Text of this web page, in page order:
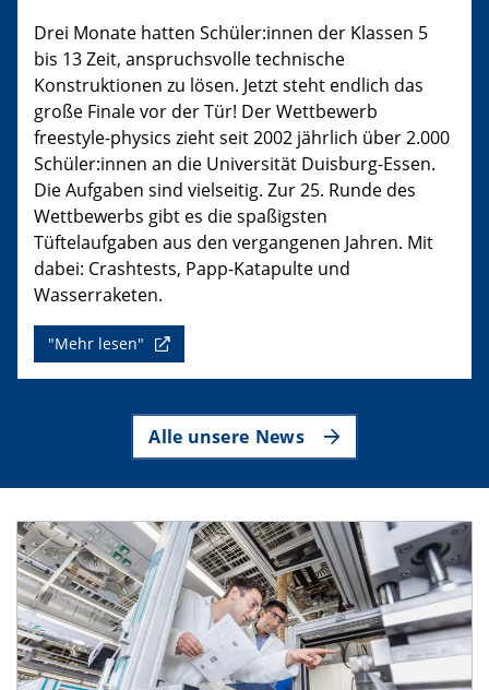
Drei Monate hatten Schüler:innen der Klassen 5
bis 13 Zeit, anspruchsvolle technische
Konstruktionen zu lösen. Jetzt steht endlich das
große Finale vor der Tür! Der Wettbewerb
freestyle-physics zieht seit 2002 jährlich über 2.000
Schüler:innen an die Universität Duisburg-Essen.
Die Aufgaben sind vielseitig. Zur 25. Runde des
Wettbewerbs gibt es die spaßigsten
Tüftelaufgaben aus den vergangenen Jahren. Mit
dabei: Crashtests, Papp-Katapulte und
Wasserraketen.
"Mehr lesen"
Alle unsere News